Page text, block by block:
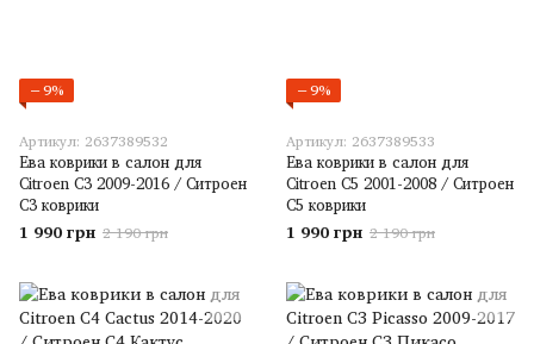
−9%
Артикул: 2637389532
Ева коврики в салон для
Citroen C3 2009-2016 / Ситроен
С3 коврики
1 990 грн 2 190 грн
−9%
Артикул: 2637389533
Ева коврики в салон для
Citroen C5 2001-2008 / Ситроен
С5 коврики
1 990 грн 2 190 грн